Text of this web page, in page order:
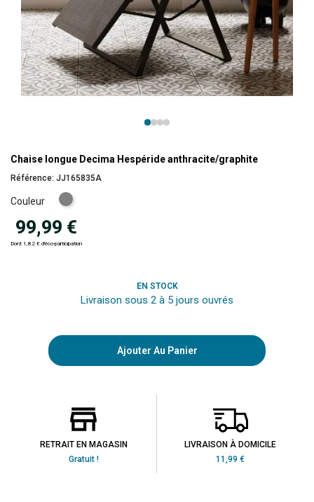
Chaise longue Decima Hespéride anthracite/graphite
Référence: JJ165835A
Couleur
Gris
99,99 €
Dont 1,82 € d'éco-participation
EN STOCK
Livraison sous 2 à 5 jours ouvrés
Ajouter Au Panier
RETRAIT EN MAGASIN
Gratuit !
LIVRAISON À DOMICILE
11,99 €